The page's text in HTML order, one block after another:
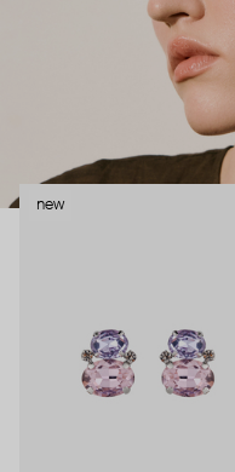
new